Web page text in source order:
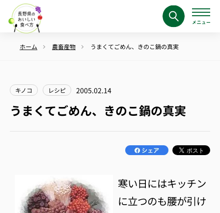
ホーム 農畜産物 うまくてごめん、きのこ鍋の真実
キノコ レシピ 2005.02.14
うまくてごめん、きのこ鍋の真実
寒い日にはキッチン
に立つのも腰が引け